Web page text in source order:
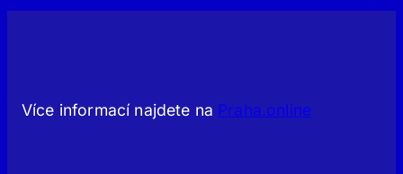
Více informací najdete na Praha.online